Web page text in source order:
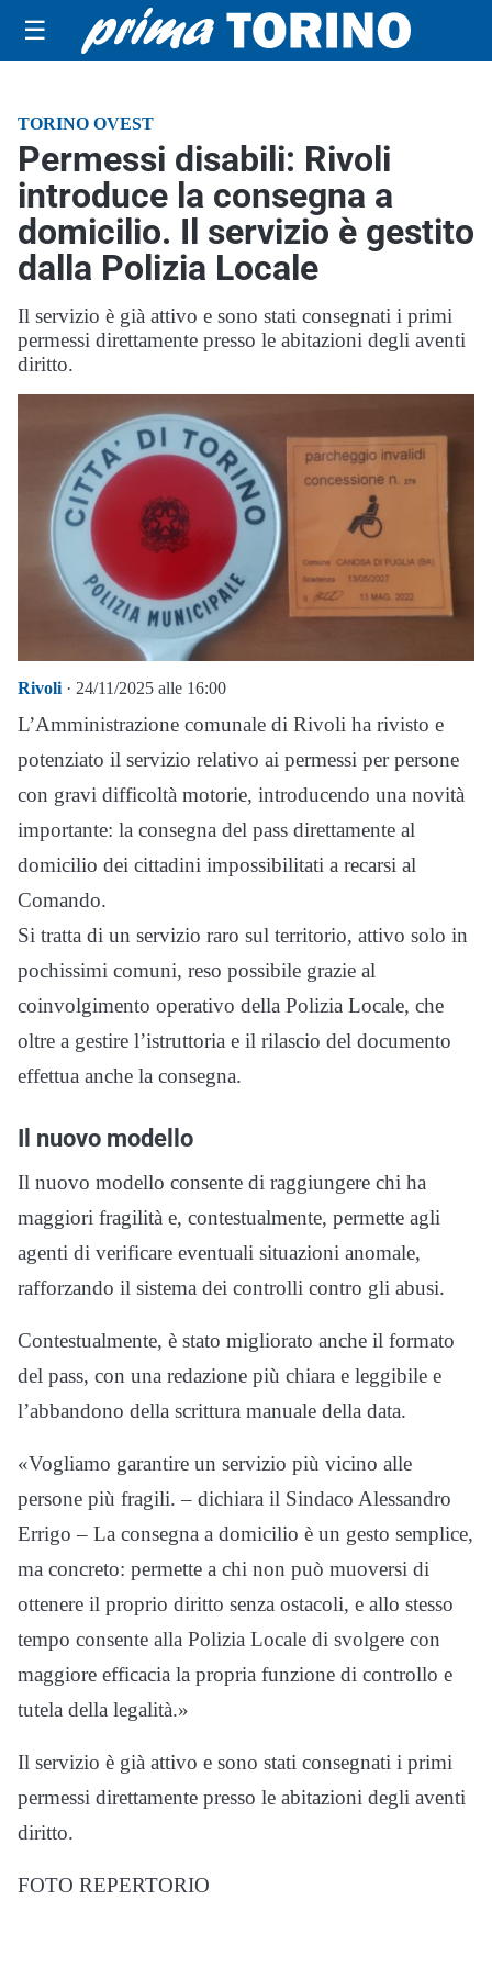
☰
TORINO OVEST
Permessi disabili: Rivoli
introduce la consegna a
domicilio. Il servizio è gestito
dalla Polizia Locale
Il servizio è già attivo e sono stati consegnati i primi
permessi direttamente presso le abitazioni degli aventi
diritto.
Rivoli· 24/11/2025 alle 16:00
L’Amministrazione comunale di Rivoli ha rivisto e
potenziato il servizio relativo ai permessi per persone
con gravi difficoltà motorie, introducendo una novità
importante: la consegna del pass direttamente al
domicilio dei cittadini impossibilitati a recarsi al
Comando.
Si tratta di un servizio raro sul territorio, attivo solo in
pochissimi comuni, reso possibile grazie al
coinvolgimento operativo della Polizia Locale, che
oltre a gestire l’istruttoria e il rilascio del documento
effettua anche la consegna.
Il nuovo modello
Il nuovo modello consente di raggiungere chi ha
maggiori fragilità e, contestualmente, permette agli
agenti di verificare eventuali situazioni anomale,
rafforzando il sistema dei controlli contro gli abusi.
Contestualmente, è stato migliorato anche il formato
del pass, con una redazione più chiara e leggibile e
l’abbandono della scrittura manuale della data.
«Vogliamo garantire un servizio più vicino alle
persone più fragili. – dichiara il Sindaco Alessandro
Errigo – La consegna a domicilio è un gesto semplice,
ma concreto: permette a chi non può muoversi di
ottenere il proprio diritto senza ostacoli, e allo stesso
tempo consente alla Polizia Locale di svolgere con
maggiore efficacia la propria funzione di controllo e
tutela della legalità.»
Il servizio è già attivo e sono stati consegnati i primi
permessi direttamente presso le abitazioni degli aventi
diritto.
FOTO REPERTORIO